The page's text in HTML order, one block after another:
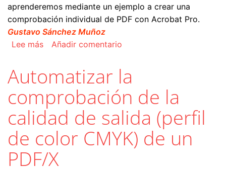
aprenderemos mediante un ejemplo a crear una
comprobación individual de PDF con Acrobat Pro.
Gustavo Sánchez Muñoz
Lee mássobre Comprobar automáticamente el
Añadir comentario
Automatizar la
comprobación de la
calidad de salida (perfil
de color CMYK) de un
PDF/X